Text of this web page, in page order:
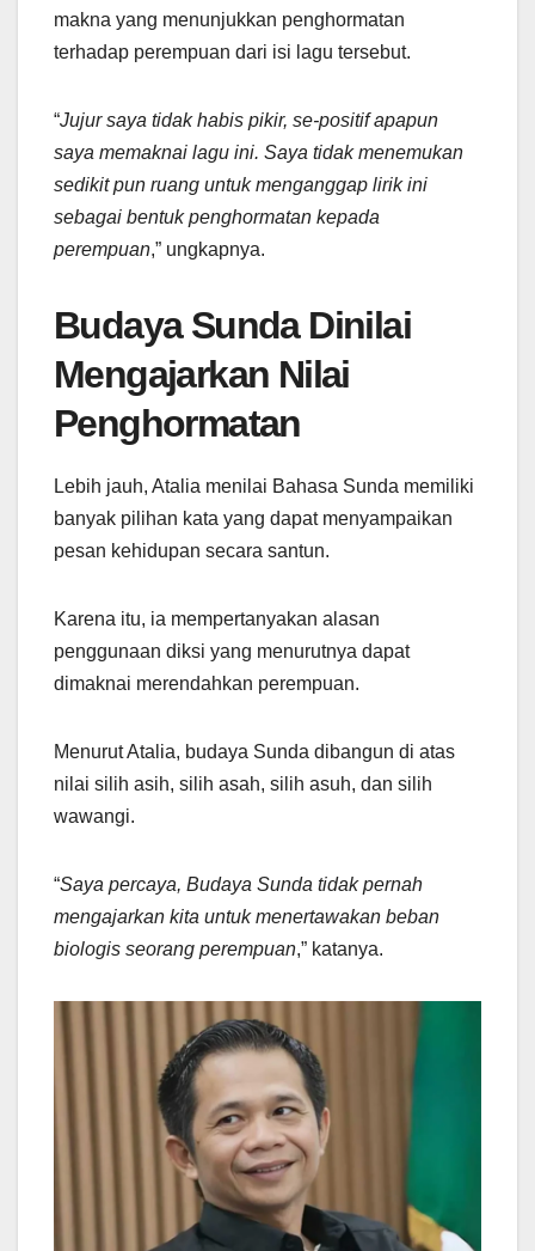
makna yang menunjukkan penghormatan
terhadap perempuan dari isi lagu tersebut.
“Jujur saya tidak habis pikir, se-positif apapun
saya memaknai lagu ini. Saya tidak menemukan
sedikit pun ruang untuk menganggap lirik ini
sebagai bentuk penghormatan kepada
perempuan,” ungkapnya.
Budaya Sunda Dinilai
Mengajarkan Nilai
Penghormatan
Lebih jauh, Atalia menilai Bahasa Sunda memiliki
banyak pilihan kata yang dapat menyampaikan
pesan kehidupan secara santun.
Karena itu, ia mempertanyakan alasan
penggunaan diksi yang menurutnya dapat
dimaknai merendahkan perempuan.
Menurut Atalia, budaya Sunda dibangun di atas
nilai silih asih, silih asah, silih asuh, dan silih
wawangi.
“Saya percaya, Budaya Sunda tidak pernah
mengajarkan kita untuk menertawakan beban
biologis seorang perempuan,” katanya.